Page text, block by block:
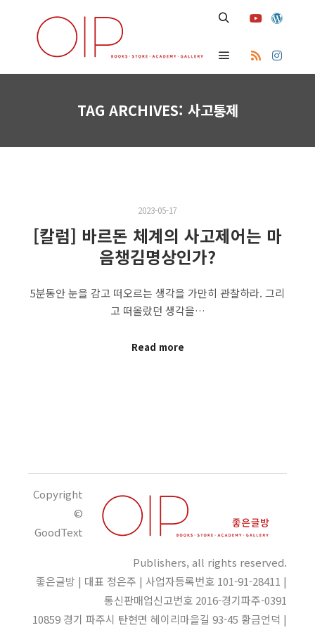
Main menu
TAG ARCHIVES: 사고통제
2023-05-17
[칼럼] 바르돈 체계의 사고제어는 마
음챙김명상인가?
5분동안 눈을 감고 떠오르는 생각을 가만히 관찰하라. 그리
고 떠올랐던 생각을…
Read more
Copyright
©
GoodText
Publishers, all rights reserved.
좋은글방 | 대표 정은주 | 사업자등록번호 101-91-28411 |
통신판매업신고번호 2016-경기파주-0391
10859 경기 파주시 탄현면 헤이리마을길 93-45 황금언덕 |